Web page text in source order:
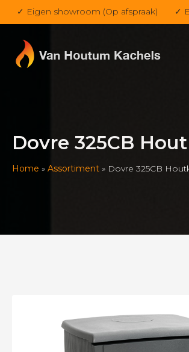
✓ Eigen showroom (Op afspraak) ✓
Dovre 325CB
Home » Assortiment » Dovre 325CB